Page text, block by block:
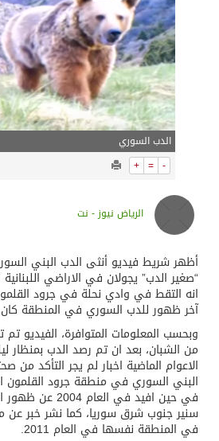
المحكمة العليا غدٍ الخميس هو
الدب السوري
+ = -
الرياض نيوز - نت
أظهر شريط فيديو أنثى الدب البني
“صغير الدب” يجولان في الاراضي اللبنانية
انه التقط في وادي نحلة في جرود
آخر ظهور للدب السوري في المنطقة كان في
وبحسب المعلومات المتوافرة، الفيديو
من الشبان، بعد ان تم رصد الدب بمنظار
الاعوام الماضية اخبار لم يجر التأكد من
في حين افيد في
سنير جنوب شرق سوريا، كما نشر خبر
في المنطقة نفسها في العام 2011.